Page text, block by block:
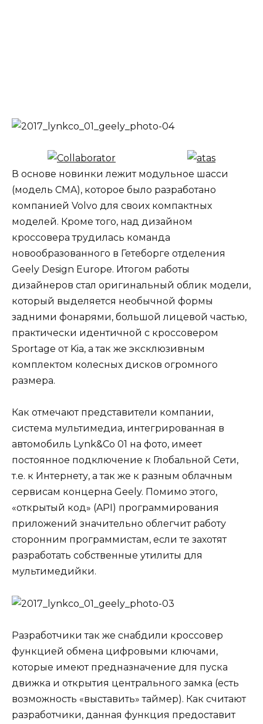
В основе новинки лежит модульное шасси
(модель CMA), которое было разработано
компанией Volvo для своих компактных
моделей. Кроме того, над дизайном
кроссовера трудилась команда
новообразованного в Гетеборге отделения
Geely Design Europe. Итогом работы
дизайнеров стал оригинальный облик модели,
который выделяется необычной формы
задними фонарями, большой лицевой частью,
практически идентичной с кроссовером
Sportage от Kia, а так же эксклюзивным
комплектом колесных дисков огромного
размера.
Как отмечают представители компании,
система мультимедиа, интегрированная в
автомобиль Lynk&Co 01 на фото, имеет
постоянное подключение к Глобальной Сети,
т.е. к Интернету, а так же к разным облачным
сервисам концерна Geely. Помимо этого,
«открытый код» (API) программирования
приложений значительно облегчит работу
сторонним программистам, если те захотят
разработать собственные утилиты для
мультимедийки.
Разработчики так же снабдили кроссовер
функцией обмена цифровыми ключами,
которые имеют предназначение для пуска
движка и открытия центрального замка (есть
возможность «выставить» таймер). Как считают
разработчики, данная функция предоставит